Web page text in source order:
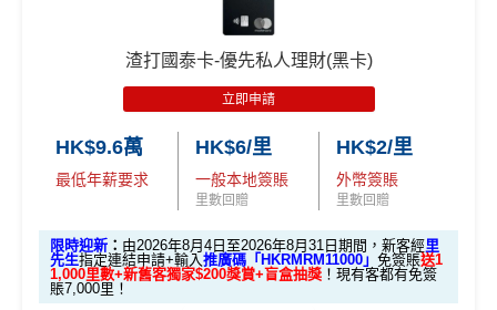
里)
基本里數同埋近新里數存入時間有啲唔同，詳情睇返
Asia Miles迎新
額外里數將會於信用卡獲發出後5個月內加入指定的國
國泰新會員登記：MrMiles.hk/new-am（做咗會員先申
請到渣打國泰卡）
優惠期：2026年8月1日至2026年8月31日
✅經里先生指定連結+輸入里先生推廣碼「HKRMRM1
申請渣打國泰Mastercard：
MrMiles.hk/cathay-
card-apply，成功批卡後，新客免簽賬先送11,000里數
❗️
里先生推廣碼： HKRMRM11000 複製
✅申請完填
渣打國泰卡-優先私人理財(黑卡)
立即申請
HK$9.6萬
最低年薪要求
HK$6/里
一般本地簽賬
里數回贈
HK$2/里
外幣簽賬
里數回贈
限時迎新 ： 由2026年8月4日至2026年8月31日期間，新客經里
先生指定連結申請+輸入推廣碼「HKRMRM11000」 免簽賬送1
1,000里數+新舊客獨家$200獎賞+盲盒抽獎 ！現有客都有免簽
賬7,000里！